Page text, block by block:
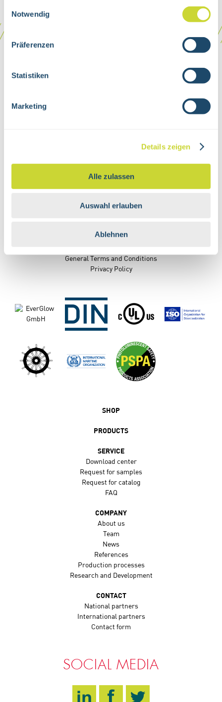
Notwendig
Präferenzen
Statistiken
Marketing
Details zeigen
Alle zulassen
Auswahl erlauben
Ablehnen
Draisstr. 19 a-b
76461 Muggensturm
General Terms and Conditions
Privacy Policy
SHOP
PRODUCTS
SERVICE
Download center
Request for samples
Request for catalog
FAQ
COMPANY
About us
Team
News
References
Production processes
Research and Development
CONTACT
National partners
International partners
Contact form
SOCIAL MEDIA